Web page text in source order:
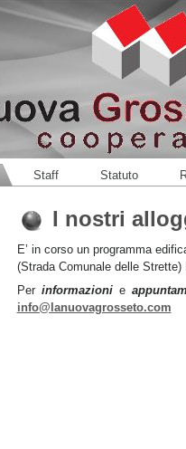
Staff Statuto
I nostri
E’ in corso un programma
(Strada Comunale delle Strette)
Per informazionie
info@lanuovagrosseto.com